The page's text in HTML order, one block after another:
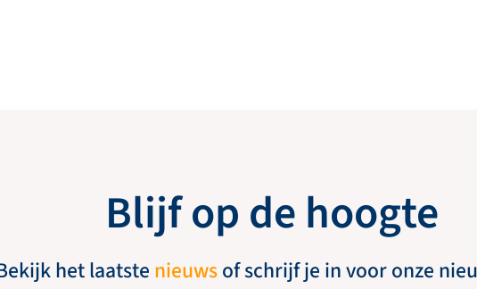
Blijf op de hoogte
het laatste nieuwsof schrijf je in voor onze